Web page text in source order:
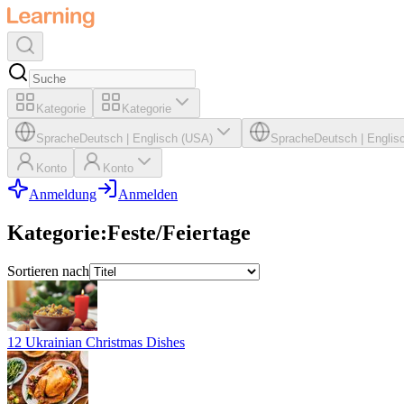
Kategorie Kategorie
SpracheDeutsch Englisch (USA) SpracheDeutsch
Konto Konto
Anmeldung Anmelden
Kategorie:Feste/Feiertage
Sortieren nach
12 Ukrainian Christmas Dishes